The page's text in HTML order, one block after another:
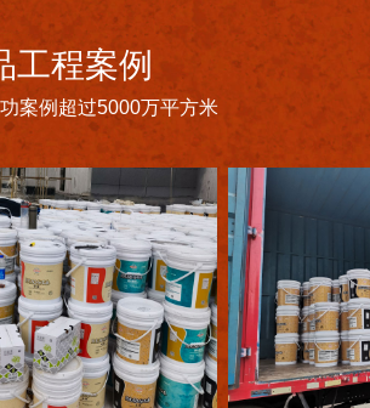
工程案例
案例超过5000万平方米